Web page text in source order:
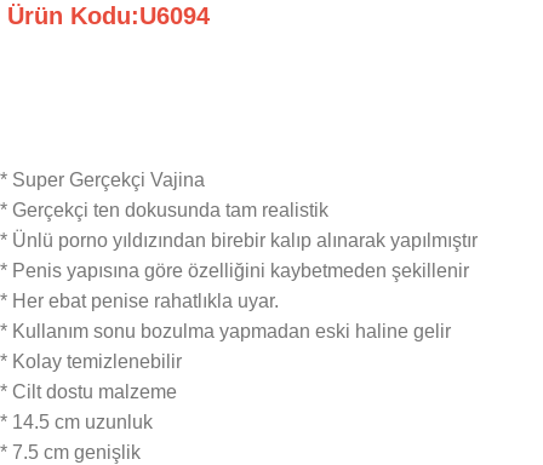
Ürün Kodu:U6094
* Super Gerçekçi Vajina
* Gerçekçi ten dokusunda tam realistik
* Ünlü porno yıldızından birebir kalıp alınarak yapılmıştır
* Penis yapısına göre özelliğini kaybetmeden şekillenir
* Her ebat penise rahatlıkla uyar.
* Kullanım sonu bozulma yapmadan eski haline gelir
* Kolay temizlenebilir
* Cilt dostu malzeme
* 14.5 cm uzunluk
* 7.5 cm genişlik